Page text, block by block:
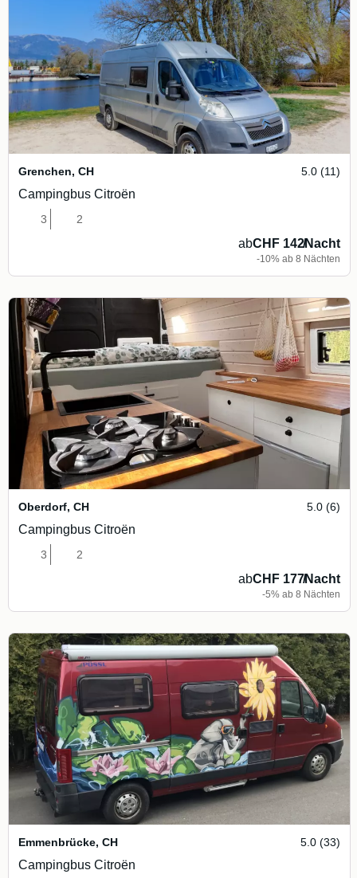
Grenchen, CH 5.0 (11)
Campingbus Citroën
3 2
abCHF 142/Nacht
-10% ab 8 Nächten
Oberdorf, CH 5.0 (6)
Campingbus Citroën
3 2
abCHF 177/Nacht
-5% ab 8 Nächten
Emmenbrücke, CH 5.0 (33)
Campingbus Citroën